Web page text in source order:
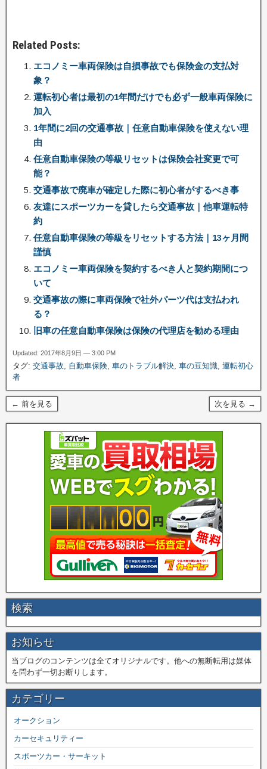
Related Posts:
エコノミー車両保険は自損事故でも保険金の支払対
象？
運転初心者は最初の1年間だけでも必ず一般車両保険に
加入
1年間に2回の交通事故｜任意自動車保険を使えない理
由
任意自動車保険の等級リセットは保険会社変更で可
能？
交通事故で廃車が確定した際に初心者がするべき事
友達にスポーツカーを貸したら交通事故｜他車運転特
約
任意自動車保険の等級をリセットする方法｜13ヶ月間
謹慎
エコノミー車両保険を契約するべき人と契約期間につ
いて
交通事故の際に車両保険で社外パーツ代は支払われ
る？
旧車の任意自動車保険は保険の代理店を勧める理由
Updated: 2017年8月9日 — 3:00 PM
タグ: 交通事故, 自動車保険, 車のトラブル解決, 車の豆知識, 運転初心
者
← 前を見る 次を見る →
検索
お知らせ
当ブログのコンテンツは全てオリジナルです。他への無断転用は媒体
を問わず一切お断りします。
カテゴリー
オークション
カーセキュリティー
スポーツカー・サーキット